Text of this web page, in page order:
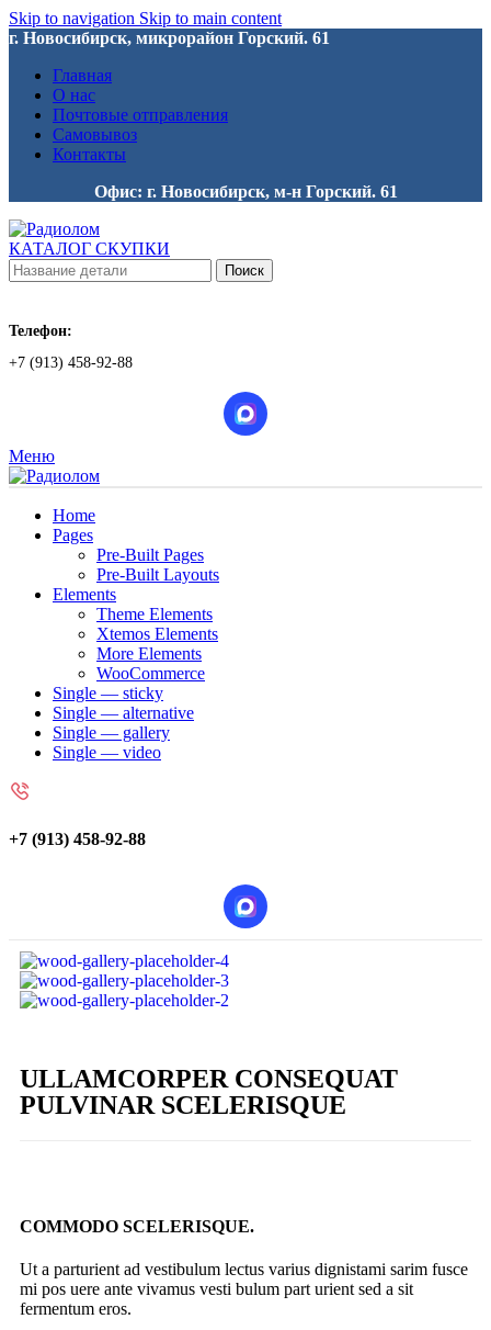
Skip to navigation Skip to main content
г. Новосибирск, микрорайон Горский. 61
Главная
О нас
Почтовые отправления
Самовывоз
Контакты
Офис: г. Новосибирск, м-н Горский. 61
КАТАЛОГ СКУПКИ
Поиск
Телефон:
+7 (913) 458-92-88
Меню
Home
Pages
Pre-Built Pages
Pre-Built Layouts
Elements
Theme Elements
Xtemos Elements
More Elements
WooCommerce
Single — sticky
Single — alternative
Single — gallery
Single — video
+7 (913) 458-92-88
ULLAMCORPER CONSEQUAT
PULVINAR SCELERISQUE
COMMODO SCELERISQUE.
Ut a parturient ad vestibulum lectus varius dignistami sarim fusce
mi pos uere ante vivamus vesti bulum part urient sed a sit
fermentum eros.